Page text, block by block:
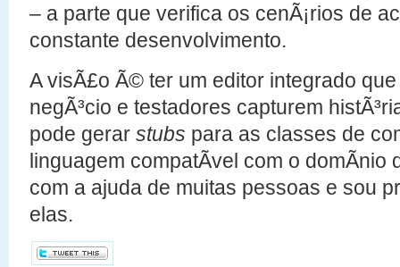
– a parte que verifica os cenÃ¡rios de
constante desenvolvimento.
A visÃ£o Ã© ter um editor integrado
negÃ³cio e testadores capturem
pode gerar stubs para as classes de
linguagem compatÃ­vel com o domÃ­nio
com a ajuda de muitas pessoas e sou
elas.